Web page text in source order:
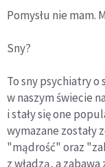
Pomysłu nie mam.
Sny?
To sny psychiatry o
w naszym świecie
i stały się one
wymazane zostały
"mądrość" oraz
z władzą, a